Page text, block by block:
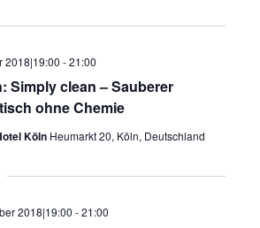
Simply clean – Sauberer
ohne Chemie
2018|19:00 -21:00
Köln Heumarkt 20, Köln, Deutschland
2018|19:00 -21:00